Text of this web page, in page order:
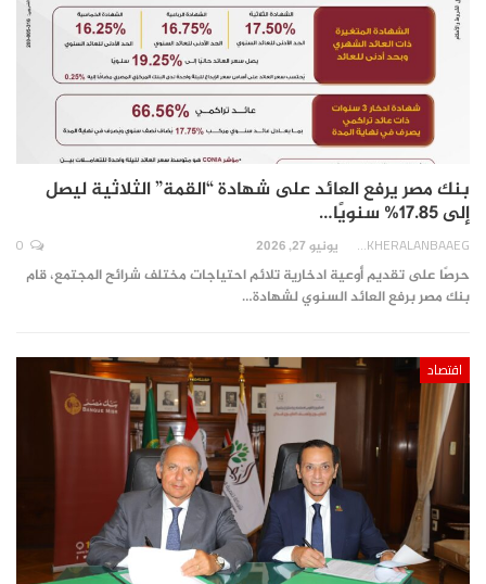
بنك مصر يرفع العائد على شهادة “القمة” الثلاثية ليصل
إلى 17.85% سنويًا…
AKHERALANBAAEG يونيو 27, 2026
حرصًا على تقديم أوعية ادخارية تلائم احتياجات مختلف شرائح المجتمع، قام
بنك مصر برفع العائد السنوي لشهادة…
اقتصاد